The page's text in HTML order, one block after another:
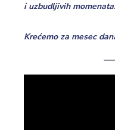
i uzbudljivih momenata!
Krećemo za mesec